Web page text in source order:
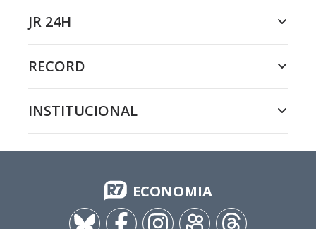
JR 24H
RECORD
INSTITUCIONAL
ECONOMIA